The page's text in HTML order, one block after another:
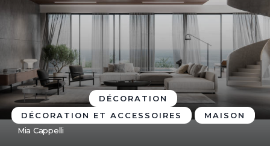
DÉCORATION
DÉCORATION ET ACCESSOIRES
MAISON
Mia Cappelli